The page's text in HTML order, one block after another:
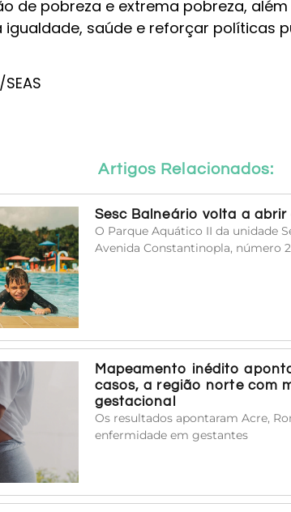
de pobreza e extrema pobreza,
igualdade, saúde e reforçar políticas
Artigos Relacionados:
Sesc Balneário volta a
O Parque Aquático II da unidade
Avenida Constantinopla, número
Mapeamento inédito
casos, a região norte com
gestacional
Os resultados apontaram Acre,
enfermidade em gestantes